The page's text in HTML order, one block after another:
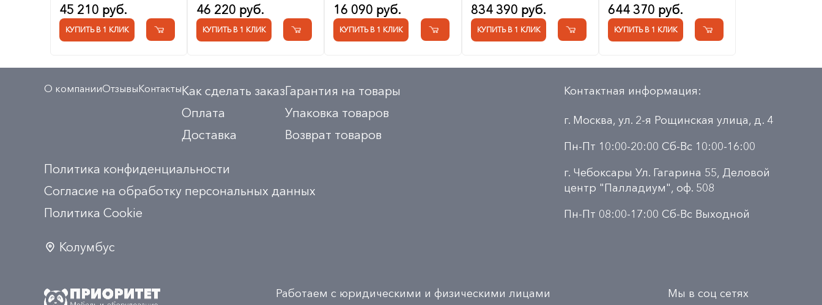
45 210 руб.
КУПИТЬ В 1 КЛИК
46 220 руб.
КУПИТЬ В 1 КЛИК
16 090 руб.
КУПИТЬ В 1 КЛИК
834 390 руб.
КУПИТЬ В 1 КЛИК
644 370 руб.
КУПИТЬ В 1 КЛИК
О компанииОтзывыКонтактыКак сделать заказ
Оплата
Доставка
Гарантия на товары
Упаковка товаров
Возврат товаров
Политика конфиденциальности
Согласие на обработку персональных данных
Политика Сookie
Колумбус
Контактная информация:
г. Москва, ул. 2-я Рощинская улица, д. 4
Пн-Пт 10:00-20:00 Сб-Вс 10:00-16:00
г. Чебоксары Ул. Гагарина 55, Деловой
центр "Палладиум", оф. 508
Пн-Пт 08:00-17:00 Сб-Вс Выходной
Работаем с юридическими и физическими лицами Мы в соц сетях